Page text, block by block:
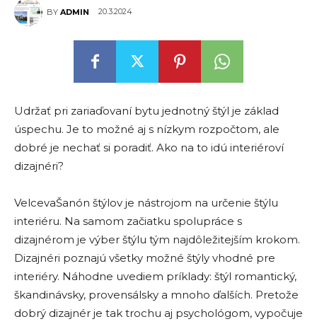
BY ADMIN 20.3.2024
Udržať pri zariaďovaní bytu jednotný štýl je základ
úspechu. Je to možné aj s nízkym rozpočtom, ale
dobré je nechať si poradiť. Ako na to idú interiéroví
dizajnéri?
VelcevaŠanón štýlov je nástrojom na určenie štýlu
interiéru. Na samom začiatku spolupráce s
dizajnérom je výber štýlu tým najdôležitejším krokom.
Dizajnéri poznajú všetky možné štýly vhodné pre
interiéry. Náhodne uvediem príklady: štýl romantický,
škandinávsky, provensálsky a mnoho ďalších. Pretože
dobrý dizajnér je tak trochu aj psychológom, vypočuje